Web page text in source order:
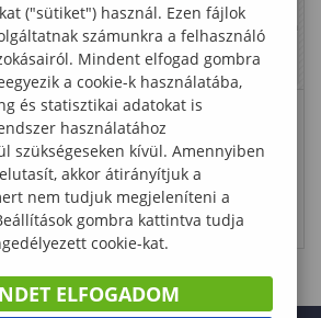
doktor
dőszak
doktora
nduszo
k
részére
dőszak
doktora
nduszo
k
részére
dőszak
doktora
nduszo
k
részére
doktora
nduszo
k
("sütiket") használ. Ezen fájlok
számunkra a felhasználó
Mindent elfogad gombra
a cookie-k használatába,
és statisztikai adatokat is
használatához
szükségeseken kívül. Amennyiben
akkor átirányítjuk a
nem tudjuk megjeleníteni a
gombra kattintva tudja
cookie-kat.
ELFOGADOM